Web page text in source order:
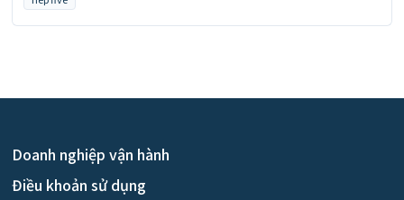
Doanh nghiệp vận hành
Điều khoản sử dụng